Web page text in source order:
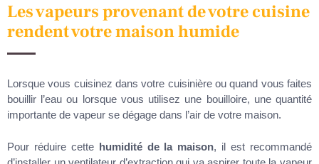
Les vapeurs provenant de votre cuisine
rendent votre maison humide
Lorsque vous cuisinez dans votre cuisinière ou quand vous faites
bouillir l’eau ou lorsque vous utilisez une bouilloire, une quantité
importante de vapeur se dégage dans l’air de votre maison.
Pour réduire cette humidité de la maison, il est recommandé